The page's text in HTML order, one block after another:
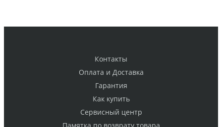
Контакты
Оплата и Доставка
Гарантия
Как купить
Cервисный центр